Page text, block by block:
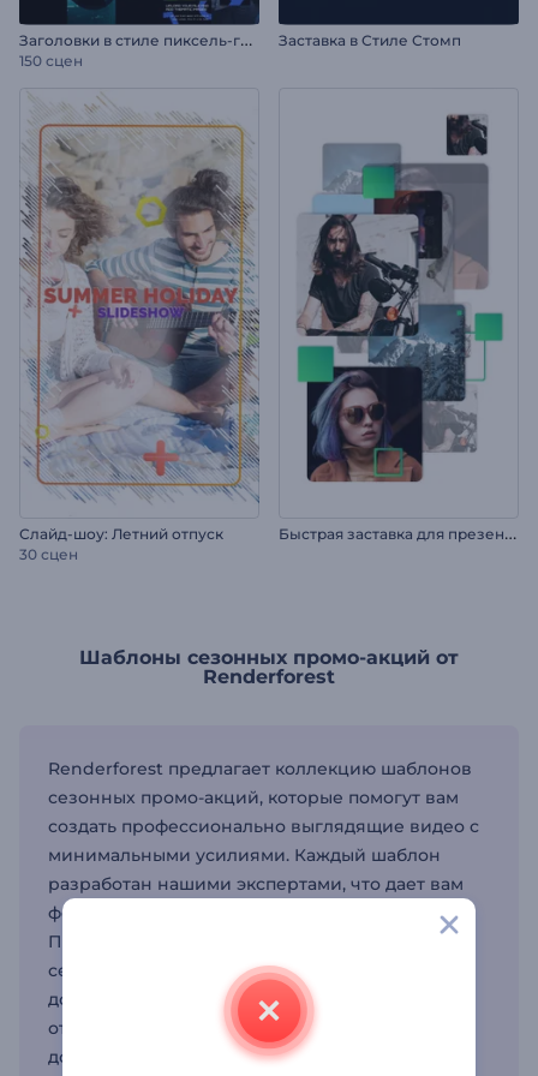
З
аголовки в стиле пиксель-глитч
150 сцен
Заставка в Стиле Стомп
Слайд-шоу: Летний отпуск
30 сцен
Б
ыстрая заставка для презентации
Шаблоны сезонных промо-акций от
Renderforest
Renderforest предлагает коллекцию шаблонов
сезонных промо-акций, которые помогут вам
создать профессионально выглядящие видео с
минимальными усилиями. Каждый шаблон
разработан нашими экспертами, что дает вам
фору в создании сезонных промо-видео.
Процесс прост: выберите шаблон видео для
сезонной распродажи, затем настройте его,
добавив текст, изображения и цвета, которые
отражают идентичность вашего бренда. Для
дополнительной профессиональности можно